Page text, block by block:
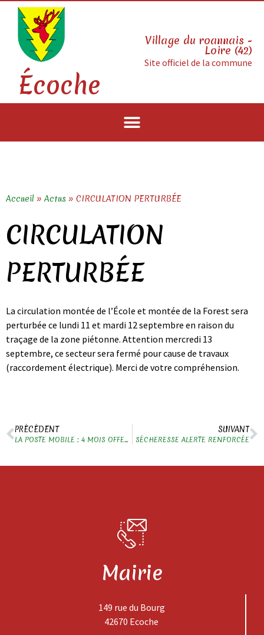
Écoche
Village du roannais -
Loire (42)
Site officiel de la commune
Accueil » Actus » CIRCULATION PERTURBÉE
CIRCULATION
PERTURBÉE
La circulation montée de l’École et montée de la Forest sera
perturbée ce lundi 11 et mardi 12 septembre en raison du
traçage de la zone piétonne. Attention mercredi 13
septembre, ce secteur sera fermé pour cause de travaux
(raccordement électrique). Merci de votre compréhension.
PRÉCÉDENT
LA POSTE MOBILE : 4 MOIS OFFERTS SUR LES FORFAITS SANS ENGAGEMENT
SUIVANT
SÉCHERESSE ALERTE RENFORCÉE
Mairie
149 rue du Bourg
42670 Ecoche